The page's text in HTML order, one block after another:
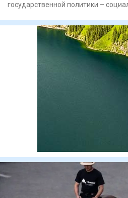
государственной политики –